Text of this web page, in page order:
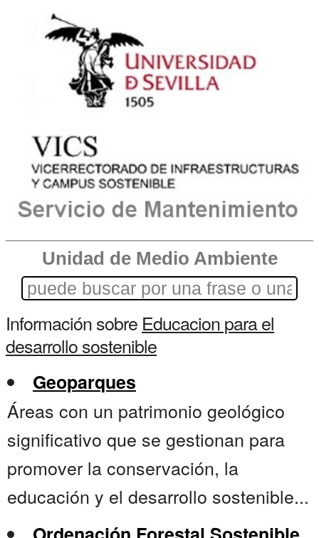
Unidad de Medio Ambiente
Información sobre Educacion para el
desarrollo sostenible
Geoparques
Áreas con un patrimonio geológico
significativo que se gestionan para
promover la conservación, la
educación y el desarrollo sostenible...